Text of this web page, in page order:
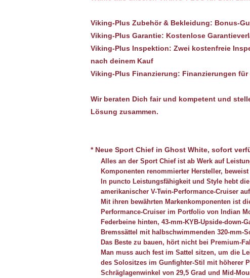
Viking-Plus Zubehör & Bekleidung: Bonus-
Viking-Plus Garantie: Kostenlose
Viking-Plus Inspektion: Zwei kostenfreie
nach deinem Kauf
Viking-Plus Finanzierung: Finanzierungen für
Wir beraten Dich fair und kompetent und
Lösung zusammen.
* Neue Sport Chief in Ghost White, sofort
Alles an der Sport Chief ist ab Werk auf
Komponenten renommierter Hersteller,
In puncto Leistungsfähigkeit und Style hebt
amerikanischer V-Twin-Performance-Cruiser
Mit ihren bewährten Markenkomponenten ist
Performance-Cruiser im Portfolio von Indian
Federbeine hinten, 43-mm-KYB-Upside-down-
Bremssättel mit halbschwimmenden 320-mm-
Das Beste zu bauen, hört nicht bei Premium-
Man muss auch fest im Sattel sitzen, um die
des Solositzes im Gunfighter-Stil mit höherer
Schräglagenwinkel von 29,5 Grad und Mid-